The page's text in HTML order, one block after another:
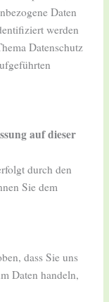
Daten
werden
Datenschutz
auf dieser
durch den
Sie dem
dass Sie uns
Daten handeln,